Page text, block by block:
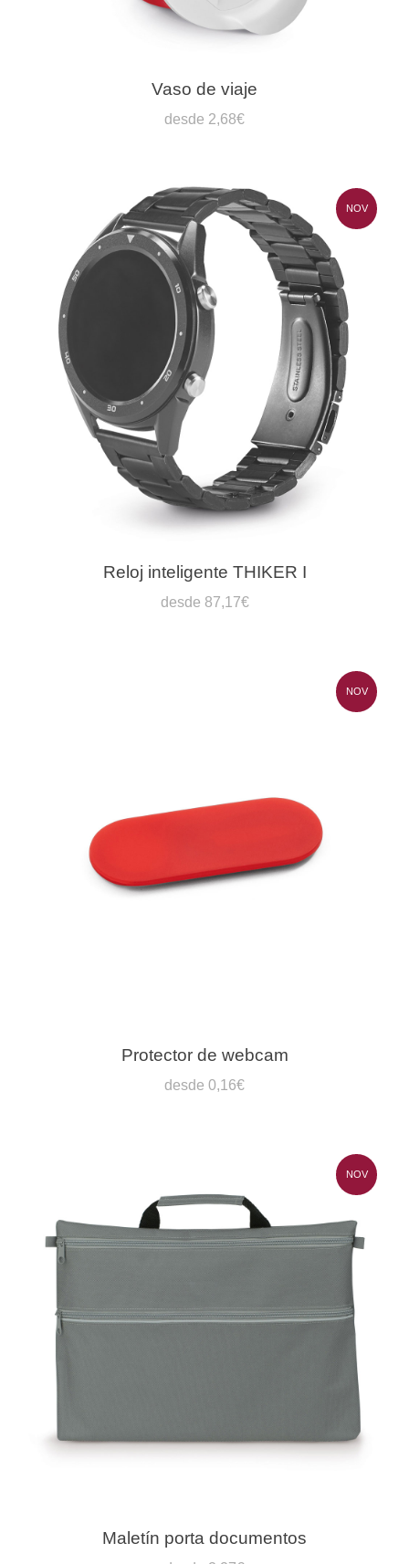
Vaso de viaje
desde 2,68€
NOV
Reloj inteligente THIKER I
desde 87,17€
NOV
Protector de webcam
desde 0,16€
NOV
Maletín porta documentos